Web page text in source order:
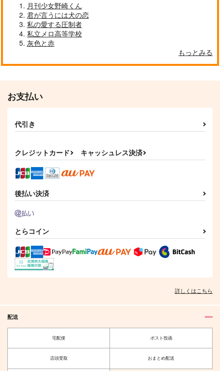
月刊少女野崎くん
君が言うには犬の恋
私の愛する圧制者
私立メロ高等学校
灰色と赤
もっとみる
お支払い
代引き
クレジットカード キャッシュレス決済
後払い決済
とらコイン
詳しくはこちら
配送
宅配便 ポスト投函
店頭受取 おまとめ配送